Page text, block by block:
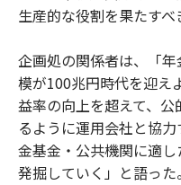
生産的な役割を果たすべ
企画処の関係者は、「
模が100兆円時代を迎え
益率の向上を超えて、
るように運用会社と協
金基金・公共機関に適
発掘していく」と語った。